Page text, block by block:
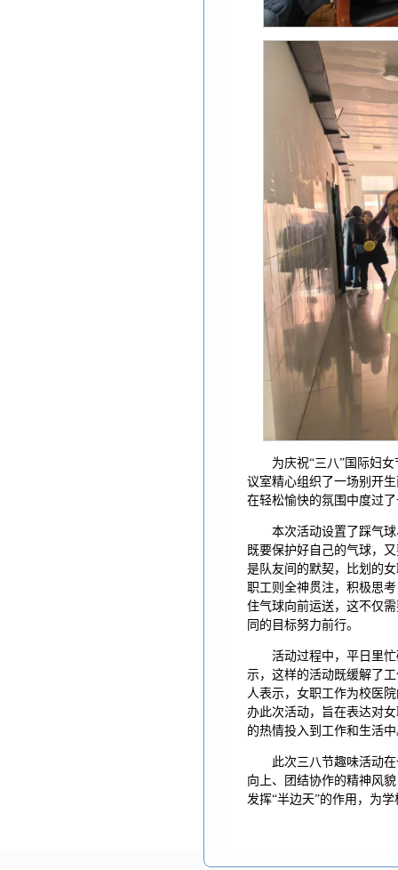
为庆祝“三八”国际妇
议室精心组织了一场别开
在轻松愉快的氛围中度过
本次活动设置了踩气
既要保护好自己的气球，
是队友间的默契，比划的
职工则全神贯注，积极思
住气球向前运送，这不仅
同的目标努力前行。
活动过程中，平日里
示，这样的活动既缓解了
人表示，女职工作为校医
办此次活动，旨在表达对
的热情投入到工作和生活
此次三八节趣味活动
向上、团结协作的精神风
发挥“半边天”的作用，为